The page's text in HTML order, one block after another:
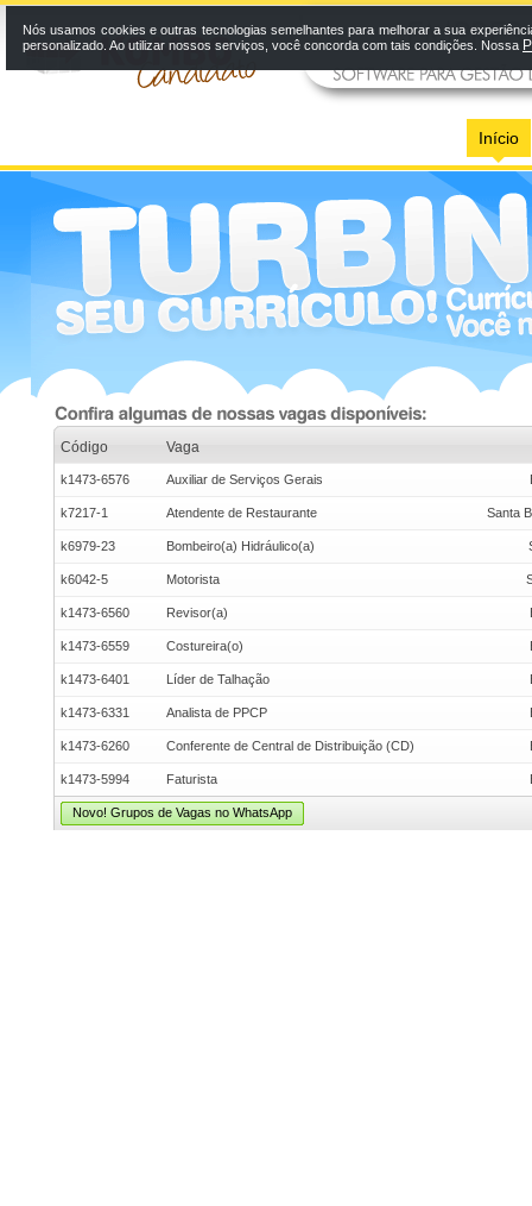
Início
Código Vaga
k1473-6576 Auxiliar de Serviços Gerais
k7217-1 Atendente de Restaurante Santa
k6979-23 Bombeiro(a) Hidráulico(a)
k6042-5 Motorista
k1473-6560 Revisor(a)
k1473-6559 Costureira(o)
k1473-6401 Líder de Talhação
k1473-6331 Analista de PPCP
k1473-6260 Conferente de Central de Distribuição (CD)
k1473-5994 Faturista
Novo! Grupos de Vagas no WhatsApp
Nós usamos cookies e outras tecnologias semelhantes para melhorar a sua
personalizado. Ao utilizar nossos serviços, você concorda com tais condições. Nossa